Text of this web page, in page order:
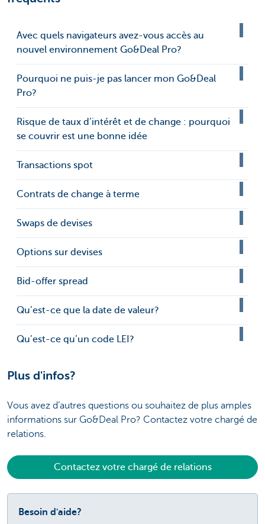
Avec quels navigateurs avez-vous accès au
nouvel environnement Go&Deal Pro?
Pourquoi ne puis-je pas lancer mon Go&Deal
Pro?
Risque de taux d’intérêt et de change : pourquoi
se couvrir est une bonne idée
Transactions spot
Contrats de change à terme
Swaps de devises
Options sur devises
Bid-offer spread
Qu’est-ce que la date de valeur?
Qu’est-ce qu’un code LEI?
Plus d'infos?
Vous avez d’autres questions ou souhaitez de plus amples
informations sur Go&Deal Pro? Contactez votre chargé de
relations.
Contactez votre chargé de relations
Besoin d'aide?